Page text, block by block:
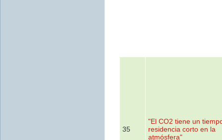
35
"El CO2 tiene un
residencia corto en la
atmósfera"